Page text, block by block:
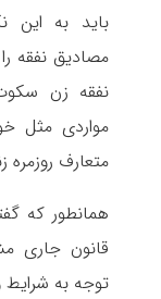
باید به این
مصادیق نفقه
نفقه زن
مواردی مثل
متعارف
قانون جاری
توجه به